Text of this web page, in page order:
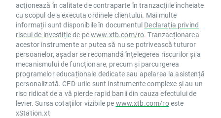
acţionează în calitate de contraparte în tranzacţiile încheiate
cu scopul de a executa ordinele clientului. Mai multe
informații sunt disponibile în documentul Declarația privind
riscul de investițiede pewww.xtb.com/ro. Tranzacționarea
acestor instrumente ar putea să nu se potrivească tuturor
persoanelor, așadar se recomandă înțelegerea riscurilor și a
mecanismului de funcționare, precum și parcurgerea
programelor educaționale dedicate sau apelarea la asistență
personalizată. CFD-urile sunt instrumente complexe și au un
risc ridicat de a vă pierde rapid banii din cauza efectului de
levier. Sursa cotațiilor vizibile pe www.xtb.com/roeste
xStation.xt